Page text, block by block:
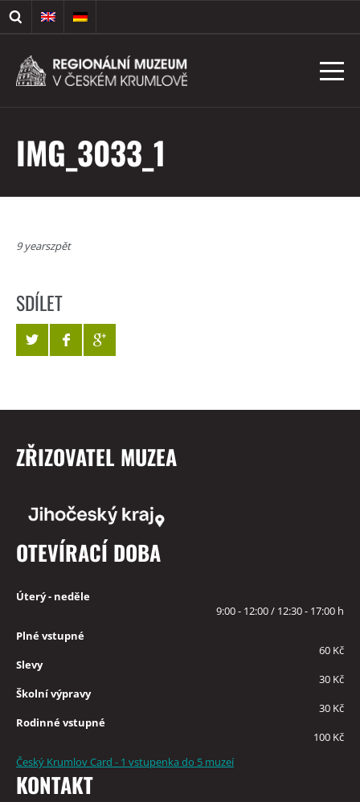
IMG_3033_1
9 yearszpět
SDÍLET
ZŘIZOVATEL MUZEA
OTEVÍRACÍ DOBA
Úterý - neděle
9:00 - 12:00 / 12:30 - 17:00 h
Plné vstupné
60 Kč
Slevy
30 Kč
Školní výpravy
30 Kč
Rodinné vstupné
100 Kč
Český Krumlov Card - 1 vstupenka do 5 muzeí
KONTAKT